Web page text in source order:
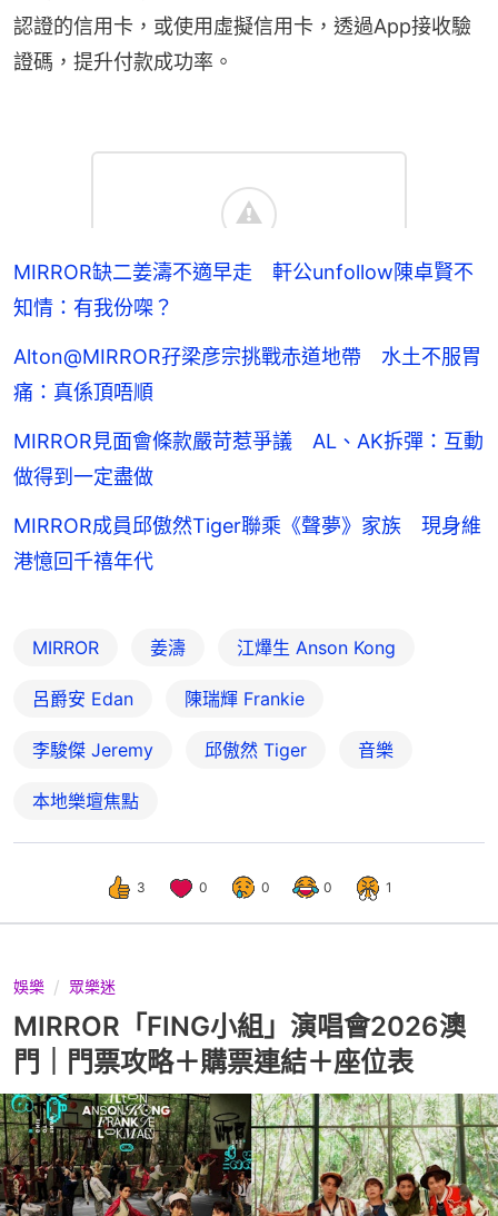
認證的信用卡，或使用虛擬信用卡，透過App接收驗
證碼，提升付款成功率。
MIRROR缺二姜濤不適早走 軒公unfollow陳卓賢不
知情：有我份㗎？
Alton@MIRROR孖梁彦宗挑戰赤道地帶 水土不服胃
痛：真係頂唔順
MIRROR見面會條款嚴苛惹爭議 AL、AK拆彈：互動
做得到一定盡做
MIRROR成員邱傲然Tiger聯乘《聲夢》家族 現身維
港憶回千禧年代
MIRROR 姜濤 江𤒹生 Anson Kong
呂爵安 Edan 陳瑞輝 Frankie
李駿傑 Jeremy 邱傲然 Tiger 音樂
本地樂壇焦點
3 0 0 0 1
娛樂 眾樂迷
MIRROR「FING小組」演唱會2026澳
門｜門票攻略＋購票連結＋座位表